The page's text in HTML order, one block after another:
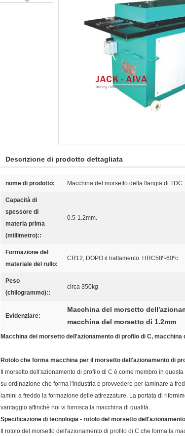
Descrizione di prodotto dettagliata
nome di prodotto: Macchina del morsetto della flangia di TDC
Capacità di
spessore di
materia prima
(millimetro)::
0.5-1.2mm.
Formazione del
materiale del rullo:
CR12, DOPO il trattamento. HRC58º-60ºc
Peso
(chilogrammo)::
circa 350kg
Evidenziare:
Macchina del morsetto
macchina del morsetto di 1.2mm
Macchina del morsetto dell'azionamento di profilo di C, macchina
Rotolo che forma macchina per il morsetto dell'azionamento di
Il morsetto dell'azionamento di profilo di C è come membro in
su ordinazione che forma l'industria e provvedere per laminare a
lamini a freddo la formazione delle attrezzature. La portata di
vantaggio affinchè noi vi fornisca la macchina di qualità.
Specificazione di tecnologia - rotolo del morsetto
Il rotolo del morsetto dell'azionamento di profilo di C che forma la